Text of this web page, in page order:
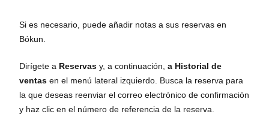
Si es necesario, puede añadir notas a sus reservas en
Bókun.
Dirígete a Reservas y, a continuación, a Historial de
ventas en el menú lateral izquierdo. Busca la reserva para
la que deseas reenviar el correo electrónico de confirmación
y haz clic en el número de referencia de la reserva.